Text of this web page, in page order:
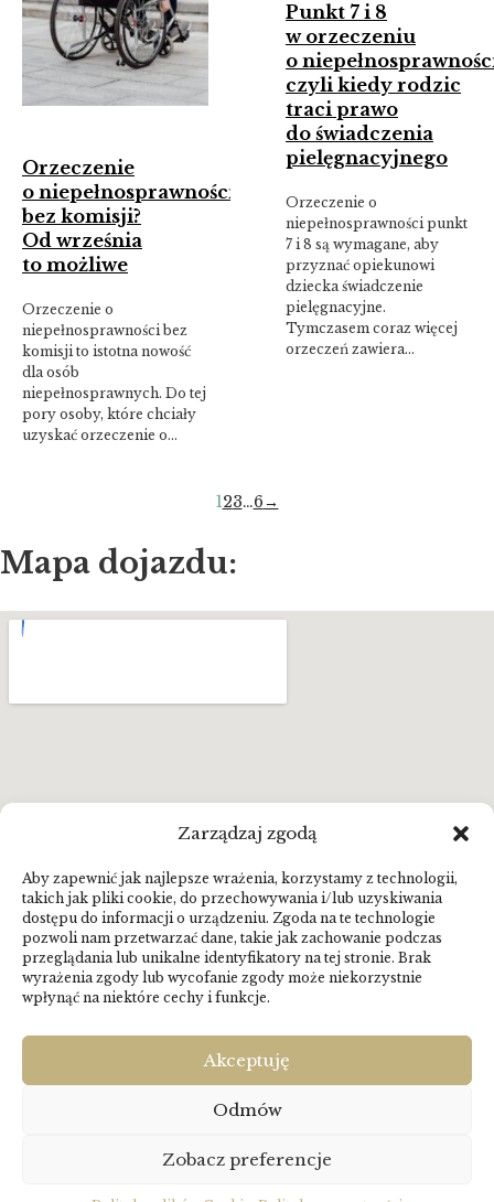
Zarządzaj zgodą
Aby zapewnić jak najlepsze wrażenia, korzystamy z technologii,
takich jak pliki cookie, do przechowywania i/lub uzyskiwania
dostępu do informacji o urządzeniu. Zgoda na te technologie
pozwoli nam przetwarzać dane, takie jak zachowanie podczas
przeglądania lub unikalne identyfikatory na tej stronie. Brak
wyrażenia zgody lub wycofanie zgody może niekorzystnie
wpłynąć na niektóre cechy i funkcje.
Akceptuję
Odmów
Zobacz preferencje
Orzeczenie
o niepełnosprawności
bez komisji?
Od września
to możliwe
Orzeczenie o
niepełnosprawności bez
komisji to istotna nowość
dla osób
niepełnosprawnych. Do tej
pory osoby, które chciały
uzyskać orzeczenie o…
Punkt 7 i 8
w orzeczeniu
o
czyli kiedy rodzic
traci prawo
do świadczenia
pielęgnacyjnego
Orzeczenie o
niepełnosprawności punkt
7 i 8 są wymagane, aby
przyznać opiekunowi
dziecka świadczenie
pielęgnacyjne.
Tymczasem coraz więcej
orzeczeń zawiera…
123…6→
Mapa dojazdu:
Wszystkie prawa zastrzeżone 2026
Polityka prywatności
Wykonanie: WDesign